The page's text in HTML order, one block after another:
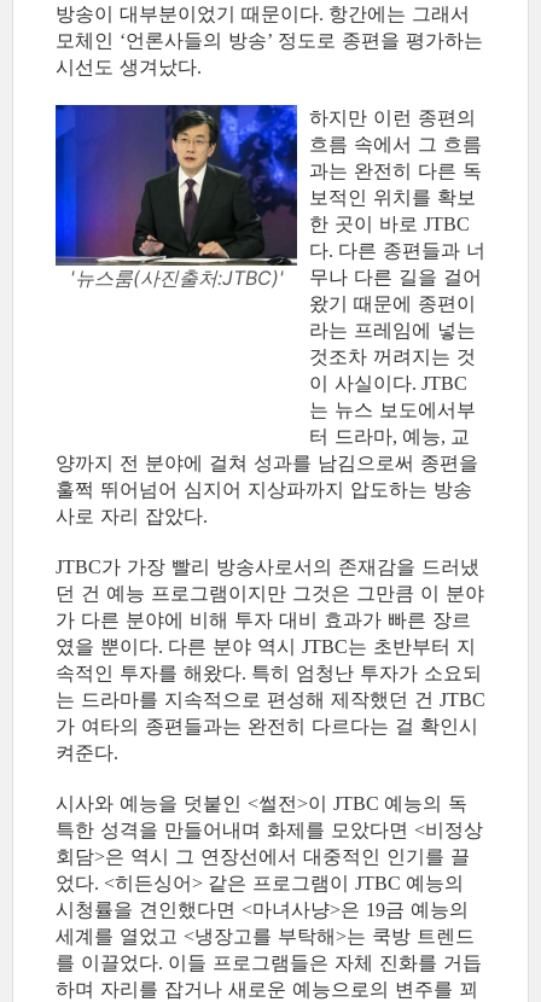
방송이 대부분이었기 때문이다. 항간에는 그래서
모체인 ‘언론사들의 방송’ 정도로 종편을 평가하는
시선도 생겨났다.
'뉴스룸(사진출처:JTBC)'
하지만 이런 종편의
흐름 속에서 그 흐름
과는 완전히 다른 독
보적인 위치를 확보
한 곳이 바로 JTBC
다. 다른 종편들과 너
무나 다른 길을 걸어
왔기 때문에 종편이
라는 프레임에 넣는
것조차 꺼려지는 것
이 사실이다. JTBC
는 뉴스 보도에서부
터 드라마, 예능, 교
양까지 전 분야에 걸쳐 성과를 남김으로써 종편을
훌쩍 뛰어넘어 심지어 지상파까지 압도하는 방송
사로 자리 잡았다.
JTBC가 가장 빨리 방송사로서의 존재감을 드러냈
던 건 예능 프로그램이지만 그것은 그만큼 이 분야
가 다른 분야에 비해 투자 대비 효과가 빠른 장르
였을 뿐이다. 다른 분야 역시 JTBC는 초반부터 지
속적인 투자를 해왔다. 특히 엄청난 투자가 소요되
는 드라마를 지속적으로 편성해 제작했던 건 JTBC
가 여타의 종편들과는 완전히 다르다는 걸 확인시
켜준다.
시사와 예능을 덧붙인 <썰전>이 JTBC 예능의 독
특한 성격을 만들어내며 화제를 모았다면 <비정상
회담>은 역시 그 연장선에서 대중적인 인기를 끌
었다. <히든싱어> 같은 프로그램이 JTBC 예능의
시청률을 견인했다면 <마녀사냥>은 19금 예능의
세계를 열었고 <냉장고를 부탁해>는 쿡방 트렌드
를 이끌었다. 이들 프로그램들은 자체 진화를 거듭
하며 자리를 잡거나 새로운 예능으로의 변주를 꾀